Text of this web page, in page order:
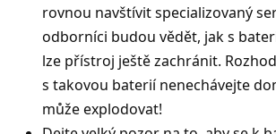
rovnou navštívit specializovaný
odborníci budou vědět, jak s
lze přístroj ještě zachránit.
s takovou baterií nenechávejte
může explodovat!